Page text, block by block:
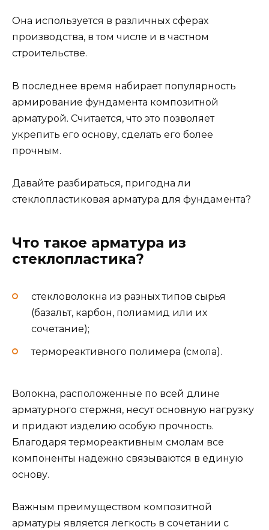
Она используется в различных сферах
производства, в том числе и в частном
строительстве.
В последнее время набирает популярность
армирование фундамента композитной
арматурой. Считается, что это позволяет
укрепить его основу, сделать его более
прочным.
Давайте разбираться, пригодна ли
стеклопластиковая арматура для фундамента?
Что такое арматура из
стеклопластика?
стекловолокна из разных типов сырья
(базальт, карбон, полиамид или их
сочетание);
термореактивного полимера (смола).
Волокна, расположенные по всей длине
арматурного стержня, несут основную нагрузку
и придают изделию особую прочность.
Благодаря термореактивным смолам все
компоненты надежно связываются в единую
основу.
Важным преимуществом композитной
арматуры является легкость в сочетании с